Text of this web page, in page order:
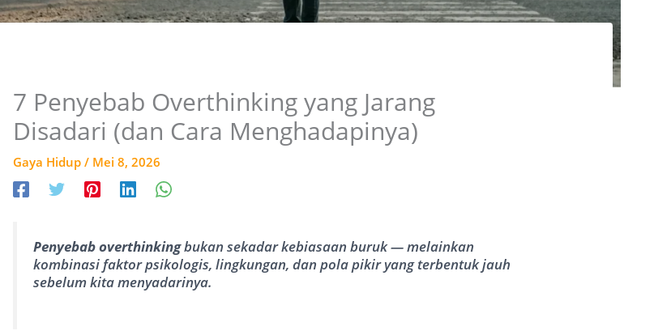
7 Penyebab Overthinking yang Jarang
Disadari (dan Cara Menghadapinya)
Gaya Hidup / Mei 8, 2026
Penyebab overthinkingbukan sekadar kebiasaan buruk — melainkan
kombinasi faktor psikologis, lingkungan, dan pola pikir yang terbentuk jauh
sebelum kita menyadarinya.